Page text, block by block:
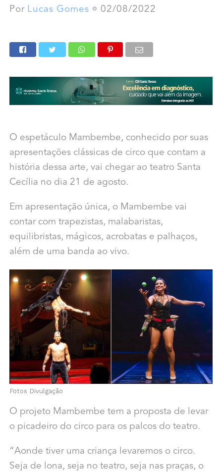
Por Lucas Gomes 02/08/2022
O espetáculo Mambembe, conhecido por suas
apresentações clássicas de circo que contam a
história dessa arte, vai chegar ao teatro Santa
Cecília no dia 21 de agosto.
Em apresentação única, o Mambembe vai
contar com trapezistas, malabaristas,
equilibristas, mágicos, acrobatas e palhaços,
além de uma banda ao vivo.
Fotos Divulgação
O projeto Mambembe tem a proposta de levar
o picadeiro do circo para os palcos do teatro.
“Aonde tiver uma criança levaremos o circo.
Seja de lona, seja no teatro, seja nas praças, o